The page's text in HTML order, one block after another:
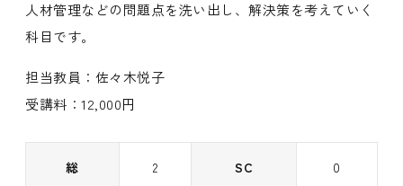
人材管理などの問題点を洗い出し、解決策を考えていく
科目です。
担当教員：佐々木悦子
受講料：12,000円
総 2 SC 0